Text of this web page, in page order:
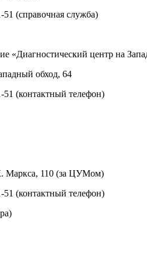
(справочная служба)
«Диагностический центр на
обход, 64
51 (контактный телефон)
Маркса, 110 (за ЦУМом)
51 (контактный телефон)